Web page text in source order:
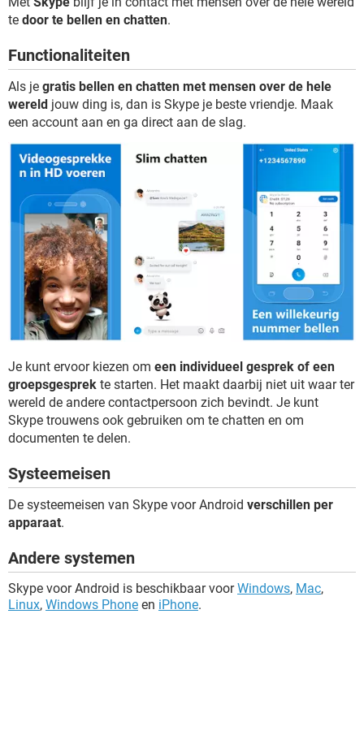
TIKTOK
te door te bellen en chatten.
Functionaliteiten
Als je gratis bellen en chatten met mensen over de hele
wereld jouw ding is, dan is Skype je beste vriendje. Maak
een account aan en ga direct aan de slag.
Je kunt ervoor kiezen om een individueel gesprek of een
groepsgesprek te starten. Het maakt daarbij niet uit waar ter
wereld de andere contactpersoon zich bevindt. Je kunt
Skype trouwens ook gebruiken om te chatten en om
documenten te delen.
Systeemeisen
De systeemeisen van Skype voor Android verschillen per
apparaat.
Andere systemen
Skype voor Android is beschikbaar voorWindows, Mac,
Linux, Windows Phone en iPhone.